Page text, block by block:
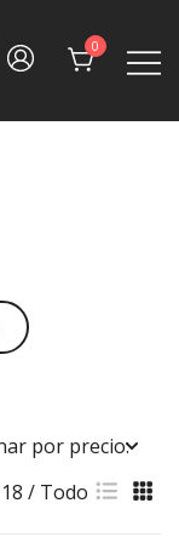
0
18 Todo